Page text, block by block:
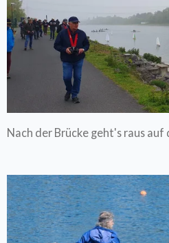
Nach der Brücke geht's raus